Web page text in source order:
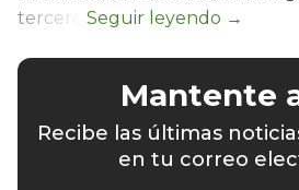
tercero.
Mantente
Recibe las últimas
en tu correo